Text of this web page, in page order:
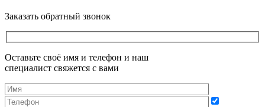
Заказать обратный звонок
Оставьте своё имя и телефон и наш
специалист свяжется с вами